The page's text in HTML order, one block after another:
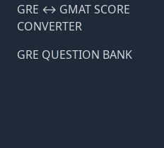
GRE ↔️ GMAT SCORE
CONVERTER
GRE QUESTION BANK